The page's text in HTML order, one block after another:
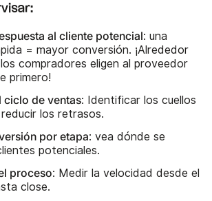
al cliente potencial: una
= mayor conversión. ¡Alrededor
compradores eligen al proveedor
primero!
ciclo de ventas: Identificar los cuellos
los retrasos.
por etapa: vea dónde se
potenciales.
proceso: Medir la velocidad desde el
close.